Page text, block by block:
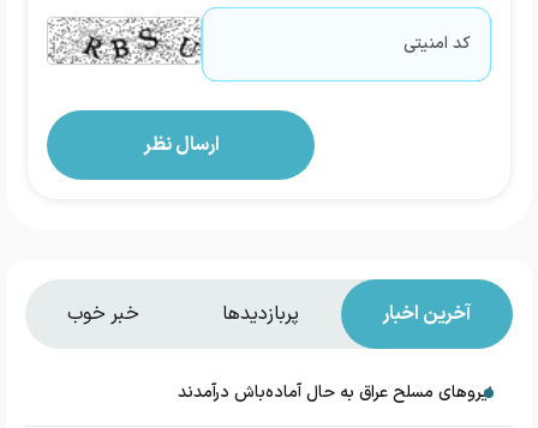
آخرین اخبار پربازدیدها خبر خوب
نیروهای مسلح عراق به حال آماده‌باش درآمدند